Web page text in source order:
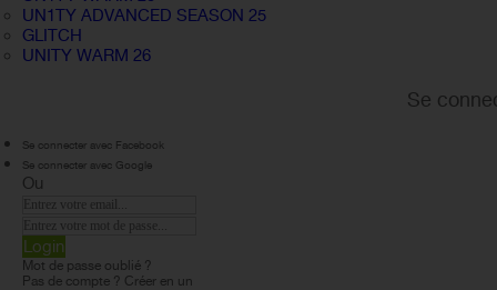
UN1TY ADVANCED SEASON 25
GLITCH
UNITY WARM 26
Se
Se connecter avec Facebook
Se connecter avec Google
Ou
Login
Mot de passe oublié ?
Pas de compte ? Créer en un